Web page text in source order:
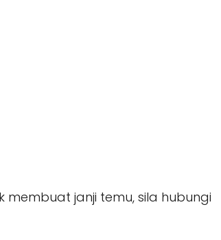
membuat janji temu, sila hubungi